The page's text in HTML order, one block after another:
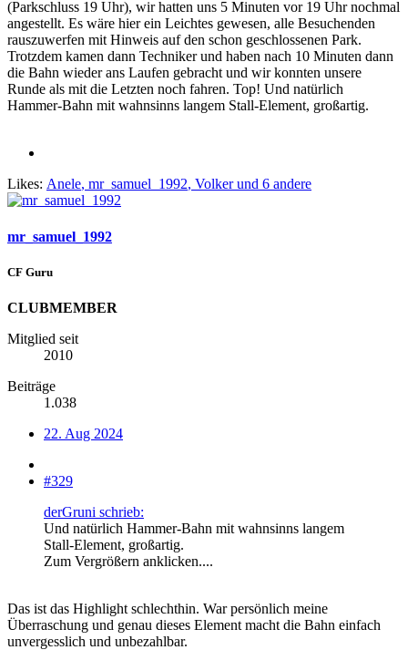
(Parkschluss 19 Uhr), wir hatten uns 5 Minuten vor 19 Uhr nochmal
angestellt. Es wäre hier ein Leichtes gewesen, alle Besuchenden
rauszuwerfen mit Hinweis auf den schon geschlossenen Park.
Trotzdem kamen dann Techniker und haben nach 10 Minuten dann
die Bahn wieder ans Laufen gebracht und wir konnten unsere
Runde als mit die Letzten noch fahren. Top! Und natürlich
Hammer-Bahn mit wahnsinns langem Stall-Element, großartig.
Likes: Anele, mr_samuel_1992, Volkerund 6 andere
mr_samuel_1992
CF Guru
CLUBMEMBER
Mitglied seit
2010
Beiträge
1.038
22. Aug 2024
#329
derGruni schrieb:
Und natürlich Hammer-Bahn mit wahnsinns langem
Stall-Element, großartig.
Zum Vergrößern anklicken....
Das ist das Highlight schlechthin. War persönlich meine
Überraschung und genau dieses Element macht die Bahn einfach
unvergesslich und unbezahlbar.